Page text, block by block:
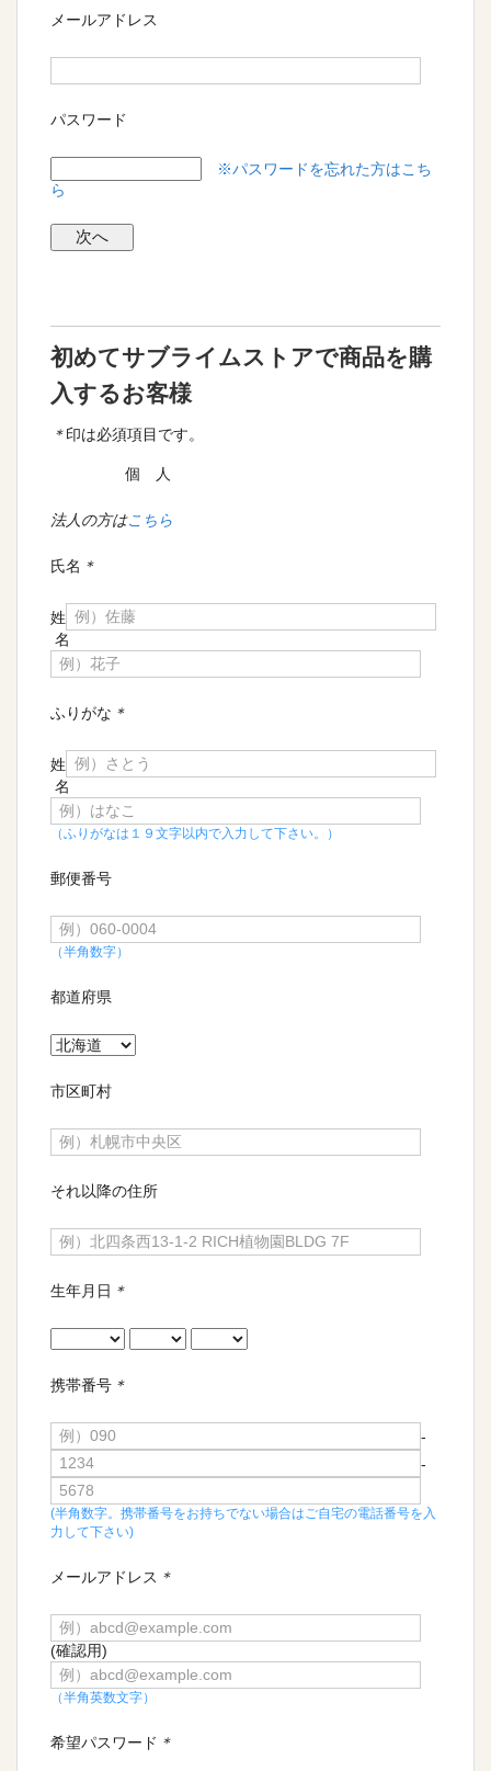
メールアドレス
パスワード
※パスワードを忘れた方はこち
ら
初めてサブライムストアで商品を購
入するお客様
＊印は必須項目です。
個 人
法人の方はこちら
氏名 ＊
姓
名
ふりがな ＊
姓
名
（ふりがなは１９文字以内で入力して下さい。）
郵便番号
（半角数字）
都道府県
市区町村
それ以降の住所
生年月日 ＊
携帯番号 ＊
-
-
(半角数字。携帯番号をお持ちでない場合はご自宅の電話番号を入
力して下さい)
メールアドレス ＊
(確認用)
（半角英数文字）
希望パスワード ＊